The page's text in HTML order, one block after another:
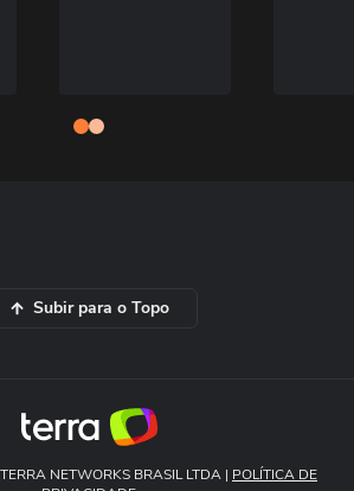
Subir para o Topo
NETWORKS BRASIL LTDA | POLÍTICA DE